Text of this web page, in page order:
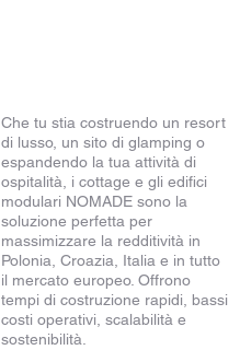
Che tu stia costruendo un resort
di lusso, un sito di glamping o
espandendo la tua attività di
ospitalità, i cottage e gli edifici
modulari NOMADE sono la
soluzione perfetta per
massimizzare la redditività in
Polonia, Croazia, Italia e in tutto
il mercato europeo. Offrono
tempi di costruzione rapidi, bassi
costi operativi, scalabilità e
sostenibilità.